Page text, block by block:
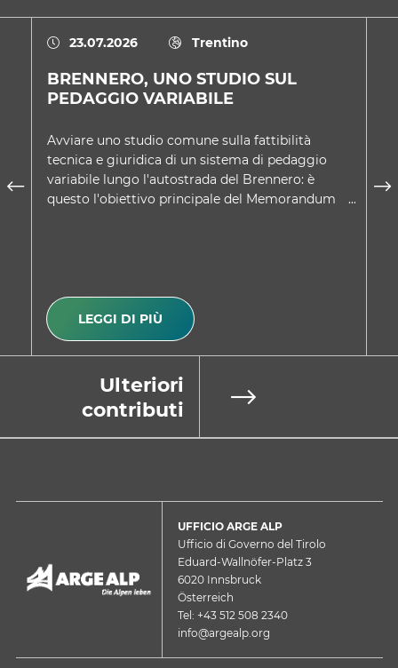
23.07.2026 Trentino
BRENNERO, UNO STUDIO SUL
PEDAGGIO VARIABILE
Avviare uno studio comune sulla fattibilità
tecnica e giuridica di un sistema di pedaggio
variabile lungo l'autostrada del Brennero: è
questo l'obiettivo principale del Memorandum
LEGGI DI PIÙ
Ulteriori
contributi
UFFICIO ARGE ALP
Ufficio di Governo del Tirolo
Eduard-Wallnöfer-Platz 3
6020 Innsbruck
Österreich
Tel: +43 512 508 2340
info@argealp.org